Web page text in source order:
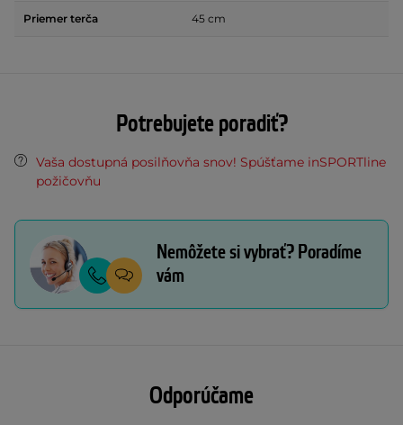
Priemer terča 45 cm
Potrebujete poradiť?
Vaša dostupná posilňovňa snov! Spúšťame inSPORTline
požičovňu
Nemôžete si vybrať? Poradíme
vám
Odporúčame